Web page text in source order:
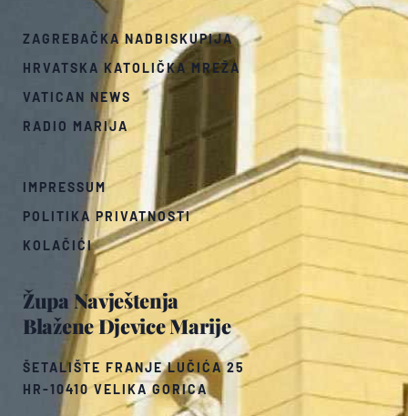
Župa Navještenja
Blažene Djevice Marije
ŠETALIŠTE FRANJE LUČIĆA 25
HR-10410 VELIKA GORICA
ZAGREBAČKA NADBISKUPIJA
HRVATSKA KATOLIČKA MREŽA
VATICAN NEWS
RADIO MARIJA
IMPRESSUM
POLITIKA PRIVATNOSTI
KOLAČIĆI